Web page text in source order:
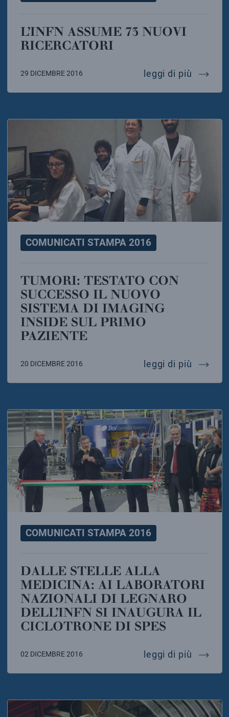
L’INFN ASSUME 73 NUOVI
RICERCATORI
29 DICEMBRE 2016 leggi di più l’infn
COMUNICATI STAMPA 2016
TUMORI: TESTATO CON
SUCCESSO IL NUOVO
SISTEMA DI IMAGING
INSIDE SUL PRIMO
PAZIENTE
20 DICEMBRE 2016 leggi di più
COMUNICATI STAMPA 2016
DALLE STELLE ALLA
MEDICINA: AI LABORATORI
NAZIONALI DI LEGNARO
DELL’INFN SI INAUGURA IL
CICLOTRONE DI SPES
02 DICEMBRE 2016 leggi di più dalle